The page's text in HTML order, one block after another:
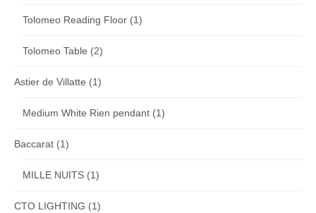
Tolomeo Reading Floor (1)
Tolomeo Table (2)
Astier de Villatte (1)
Medium White Rien pendant (1)
Baccarat (1)
MILLE NUITS (1)
CTO LIGHTING (1)